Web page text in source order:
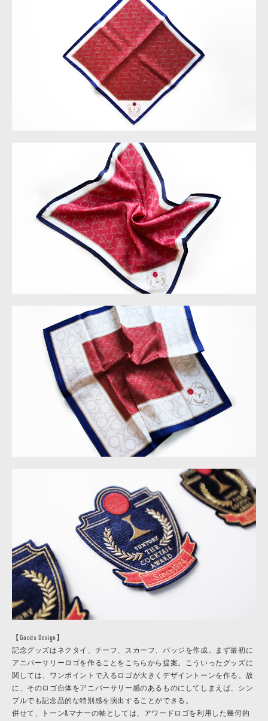
【Goods Design】
記念グッズはネクタイ、チーフ、スカーフ、バッジを作成。まず最初に
アニバーサリーロゴを作ることをこちらから提案。こういったグッズに
関しては、ワンポイントで入るロゴが大きくデザイントーンを作る。故
に、そのロゴ自体をアニバーサリー感のあるものにしてしまえば、シン
プルでも記念品的な特別感を演出することができる。
併せて、トーン&マナーの軸としては、アワードロゴを利用した幾何的